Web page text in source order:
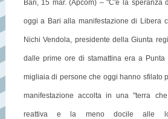
Bari, 15 mar. (Apcom) – "C'è la speranza
oggi a Bari alla manifestazione di Libera
Nichi Vendola, presidente della Giunta
dalle prime ore di stamattina era a Punta
migliaia di persone che oggi hanno sfilato
manifestazione accolta in una "terra
reattiva e la meno docile alle